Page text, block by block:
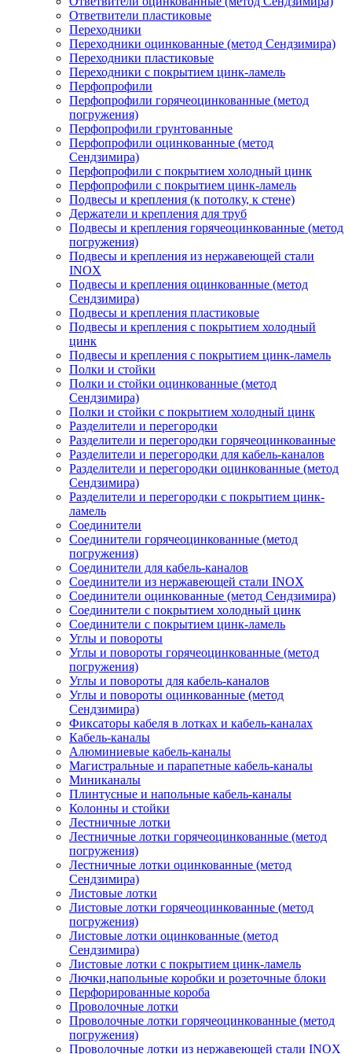
Ответвители пластиковые
Переходники
Переходники оцинкованные (метод Сендзимира)
Переходники пластиковые
Переходники с покрытием цинк-ламель
Перфопрофили
Перфопрофили горячеоцинкованные (метод
погружения)
Перфопрофили грунтованные
Перфопрофили оцинкованные (метод
Сендзимира)
Перфопрофили с покрытием холодный цинк
Перфопрофили с покрытием цинк-ламель
Подвесы и крепления (к потолку, к стене)
Держатели и крепления для труб
Подвесы и крепления горячеоцинкованные (метод
погружения)
Подвесы и крепления из нержавеющей стали
INOX
Подвесы и крепления оцинкованные (метод
Сендзимира)
Подвесы и крепления пластиковые
Подвесы и крепления с покрытием холодный
цинк
Подвесы и крепления с покрытием цинк-ламель
Полки и стойки
Полки и стойки оцинкованные (метод
Сендзимира)
Полки и стойки с покрытием холодный цинк
Разделители и перегородки
Разделители и перегородки горячеоцинкованные
Разделители и перегородки для кабель-каналов
Разделители и перегородки оцинкованные (метод
Сендзимира)
Разделители и перегородки с покрытием цинк-
ламель
Соединители
Соединители горячеоцинкованные (метод
погружения)
Соединители для кабель-каналов
Соединители из нержавеющей стали INOX
Соединители оцинкованные (метод Сендзимира)
Соединители с покрытием холодный цинк
Соединители с покрытием цинк-ламель
Углы и повороты
Углы и повороты горячеоцинкованные (метод
погружения)
Углы и повороты для кабель-каналов
Углы и повороты оцинкованные (метод
Сендзимира)
Фиксаторы кабеля в лотках и кабель-каналах
Кабель-каналы
Алюминиевые кабель-каналы
Магистральные и парапетные кабель-каналы
Миниканалы
Плинтусные и напольные кабель-каналы
Колонны и стойки
Лестничные лотки
Лестничные лотки горячеоцинкованные (метод
погружения)
Лестничные лотки оцинкованные (метод
Сендзимира)
Листовые лотки
Листовые лотки горячеоцинкованные (метод
погружения)
Листовые лотки оцинкованные (метод
Сендзимира)
Листовые лотки с покрытием цинк-ламель
Лючки,напольные коробки и розеточные блоки
Перфорированные короба
Проволочные лотки
Проволочные лотки горячеоцинкованные (метод
погружения)
Проволочные лотки из нержавеющей стали INOX